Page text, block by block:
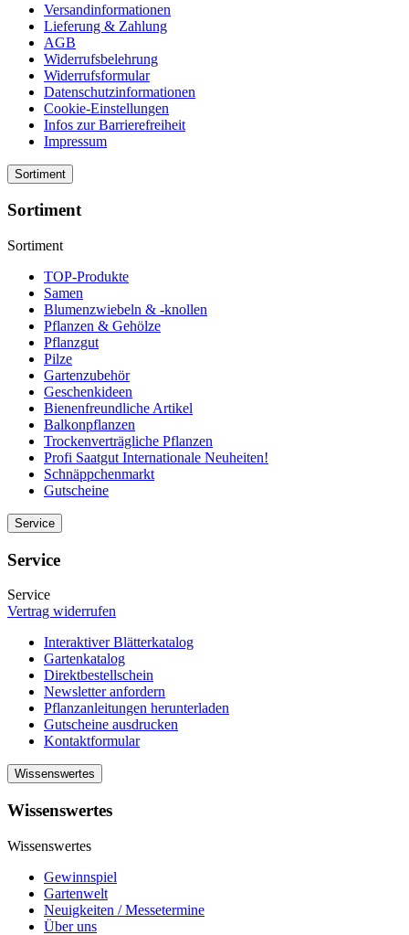
Versandinformationen
Lieferung & Zahlung
AGB
Widerrufsbelehrung
Widerrufsformular
Datenschutzinformationen
Cookie-Einstellungen
Infos zur Barrierefreiheit
Impressum
Sortiment
Sortiment
Sortiment
TOP-Produkte
Samen
Blumenzwiebeln & -knollen
Pflanzen & Gehölze
Pflanzgut
Pilze
Gartenzubehör
Geschenkideen
Bienenfreundliche Artikel
Balkonpflanzen
Trockenverträgliche Pflanzen
Profi Saatgut Internationale Neuheiten!
Schnäppchenmarkt
Gutscheine
Service
Service
Service
Vertrag widerrufen
Interaktiver Blätterkatalog
Gartenkatalog
Direktbestellschein
Newsletter anfordern
Pflanzanleitungen herunterladen
Gutscheine ausdrucken
Kontaktformular
Wissenswertes
Wissenswertes
Wissenswertes
Gewinnspiel
Gartenwelt
Neuigkeiten / Messetermine
Über uns